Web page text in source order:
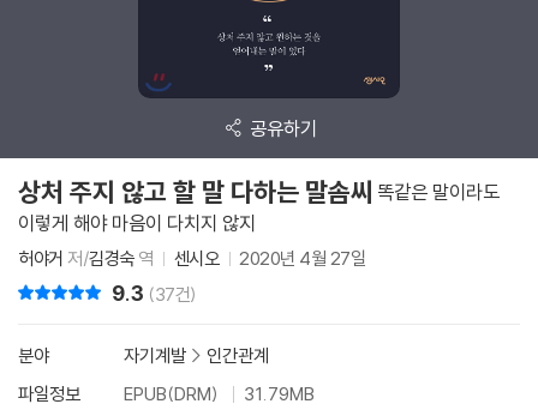
공유하기
상처 주지 않고 할 말 다하는 말솜씨 똑같은 말이라도
이렇게 해야 마음이 다치지 않지
허야거 저/김경숙역 센시오 2020년 4월 27일
9.3 (37건)
분야 자기계발 > 인간관계
파일정보
EPUB(DRM)
31.79MB